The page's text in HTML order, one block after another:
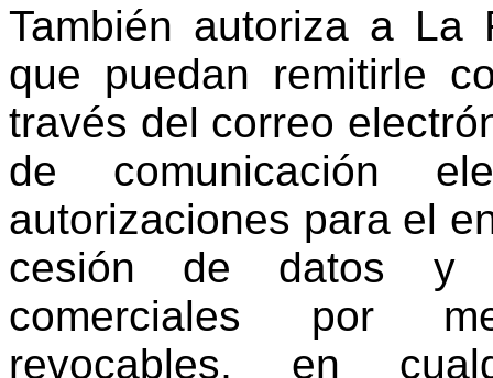
También autoriza a La
que puedan remitirle
través del correo
de comunicación
autorizaciones para el
cesión de datos y
comerciales por
revocables, en